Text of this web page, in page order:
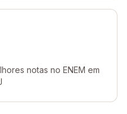
notas no ENEM em